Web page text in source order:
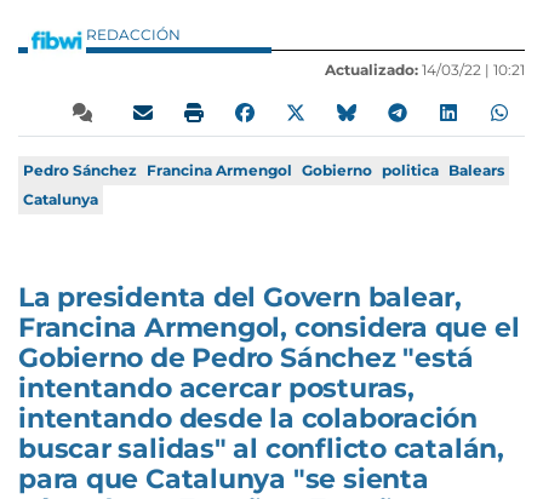
REDACCIÓN
Actualizado: 14/03/22 | 10:21
Pedro Sánchez Francina Armengol Gobierno politica Balears
Catalunya
La presidenta del Govern balear,
Francina Armengol, considera que el
Gobierno de Pedro Sánchez "está
intentando acercar posturas,
intentando desde la colaboración
buscar salidas" al conflicto catalán,
para que Catalunya "se sienta